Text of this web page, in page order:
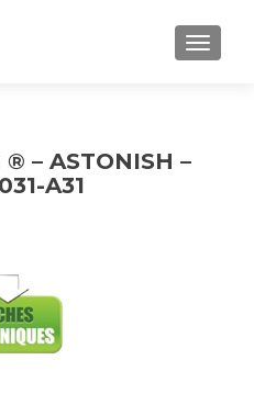
– ASTONISH –
A31